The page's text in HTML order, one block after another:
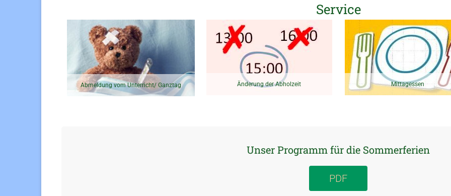
Service
Abmeldung vom Unterricht/ Ganztag Änderung der Abholzeit Mittagessen
Unser Programm für die Sommerferien
PDF